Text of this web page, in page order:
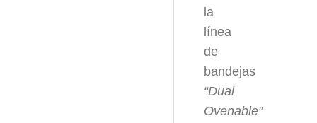
la
línea
de
bandejas
“Dual
Ovenable”